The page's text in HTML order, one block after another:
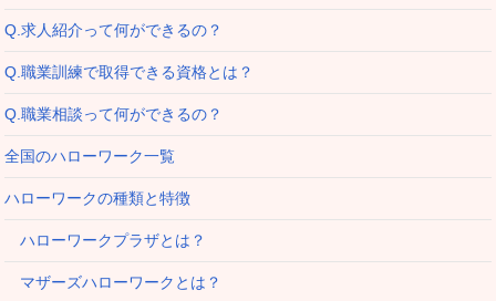
Q.求人紹介って何ができるの？
Q.職業訓練で取得できる資格とは？
Q.職業相談って何ができるの？
全国のハローワーク一覧
ハローワークの種類と特徴
ハローワークプラザとは？
マザーズハローワークとは？